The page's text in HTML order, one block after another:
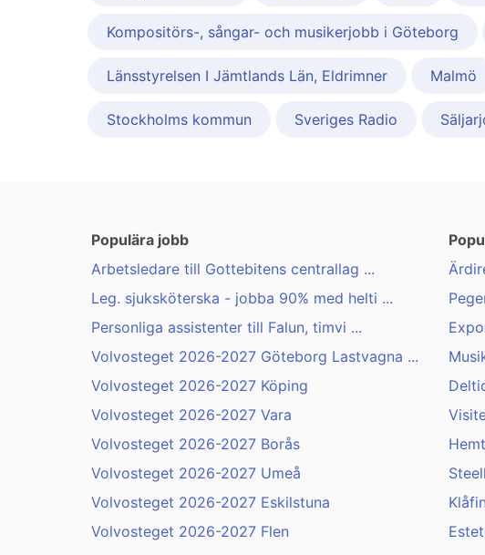
Kompositörs-, sångar- och musikerjobb i Göteborg
Länsstyrelsen I Jämtlands Län, Eldrimner Malmö
Stockholms kommun Sveriges Radio
Populära jobb
Arbetsledare till Gottebitens centrallag ...
Leg. sjuksköterska - jobba 90% med helti ...
Personliga assistenter till Falun, timvi ...
Volvosteget 2026-2027 Göteborg Lastvagna ...
Volvosteget 2026-2027 Köping
Volvosteget 2026-2027 Vara
Volvosteget 2026-2027 Borås
Volvosteget 2026-2027 Umeå
Volvosteget 2026-2027 Eskilstuna
Volvosteget 2026-2027 Flen